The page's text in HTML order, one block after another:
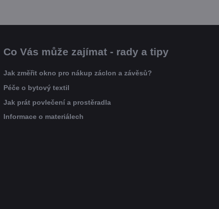
Co Vás může zajímat - rady a tipy
Jak změřit okno pro nákup záclon a závěsů?
Péče o bytový textil
Jak prát povlečení a prostěradla
Informace o materiálech